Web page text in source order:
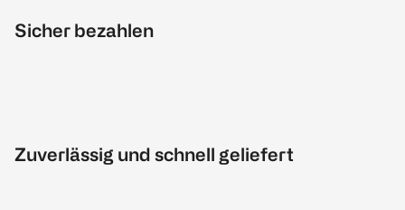
Sicher bezahlen
Zuverlässig und schnell geliefert